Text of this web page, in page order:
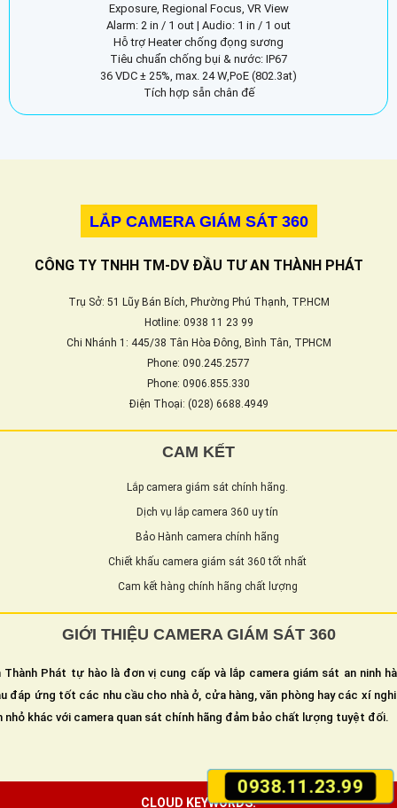
0938.11.23.99
Exposure, Regional Focus, VR View
Alarm: 2 in / 1 out | Audio: 1 in / 1 out
Hỗ trợ Heater chống đọng sương
Tiêu chuẩn chống bụi & nước: IP67
36 VDC ± 25%, max. 24 W,PoE (802.3at)
Tích hợp sẵn chân đế
LẮP CAMERA GIÁM SÁT 360
CÔNG TY TNHH TM-DV ĐẦU TƯ AN THÀNH PHÁT
Trụ Sở: 51 Lũy Bán Bích, Phường Phú Thạnh, TP.HCM
Hotline: 0938 11 23 99
Chi Nhánh 1: 445/38 Tân Hòa Đông, Bình Tân, TPHCM
Phone: 090.245.2577
Phone: 0906.855.330
Điện Thoại: (028) 6688.4949
CAM KẾT
Lắp camera giám sát chính hãng.
Dịch vụ lắp camera 360 uy tín
Bảo Hành camera chính hãng
Chiết khấu camera giám sát 360 tốt nhất
Cam kết hàng chính hãng chất lượng
GIỚI THIỆU CAMERA GIÁM SÁT 360
Thành Phát tự hào là đơn vị cung cấp và lắp camera giám sát an ninh
đáp ứng tốt các nhu cầu cho nhà ở, cửa hàng, văn phòng hay các xí
nhỏ khác với camera quan sát chính hãng đảm bảo chất lượng tuyệt đối.
CLOUD KEYWORDS: